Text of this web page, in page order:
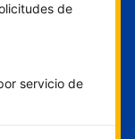
de
servicio de